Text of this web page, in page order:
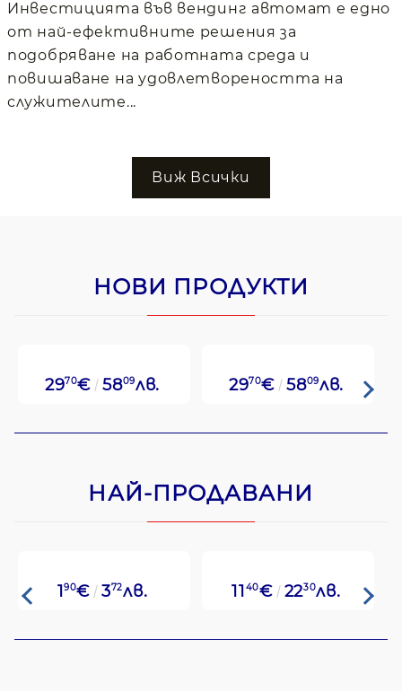
Инвестицията във вендинг автомат е едно
от най-ефективните решения за
подобряване на работната среда и
повишаване на удовлетвореността на
служителите...
Виж Всички
НОВИ ПРОДУКТИ
2970€ 5809лв. 2970€ 5809лв.
НАЙ-ПРОДАВАНИ
190€ 372лв. 11 40€ 2230лв.